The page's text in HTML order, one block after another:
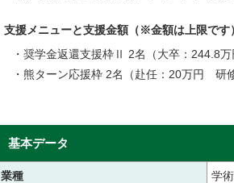
支援メニューと支援金額（※金額は上限です）
・奨学金返還支援枠Ⅱ 2名（大卒：244.8
・熊ターン応援枠 2名（赴任：20万円 研
基本データ
業種 学